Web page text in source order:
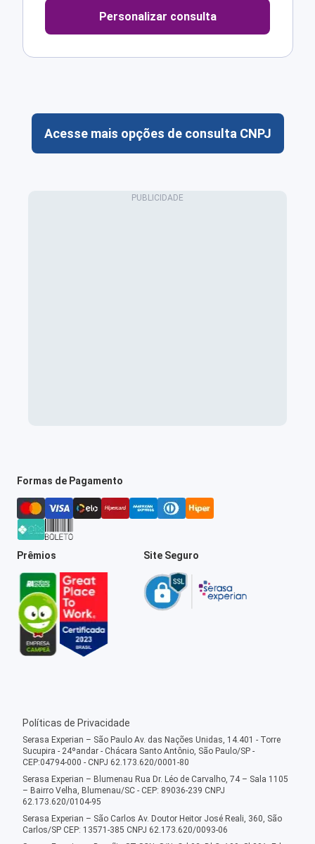
Personalizar consulta
Acesse mais opções de consulta CNPJ
Formas de Pagamento
Prêmios Site Seguro
Políticas de Privacidade
Serasa Experian – São Paulo Av. das Nações Unidas, 14.401 - Torre
Sucupira - 24ºandar - Chácara Santo Antônio, São Paulo/SP -
CEP:04794-000 - CNPJ 62.173.620/0001-80
Serasa Experian – Blumenau Rua Dr. Léo de Carvalho, 74 – Sala 1105
– Bairro Velha, Blumenau/SC - CEP: 89036-239 CNPJ
62.173.620/0104-95
Serasa Experian – São Carlos Av. Doutor Heitor José Reali, 360, São
Carlos/SP CEP: 13571-385 CNPJ 62.173.620/0093-06